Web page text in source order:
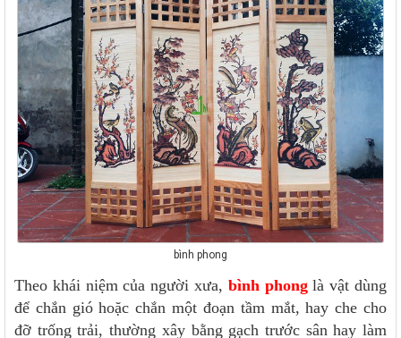
bình phong
Theo khái niệm của người xưa, bình phonglà vật dùng
để chắn gió hoặc chắn một đoạn tầm mắt, hay che cho
đỡ trống trải, thường xây bằng gạch trước sân hay làm